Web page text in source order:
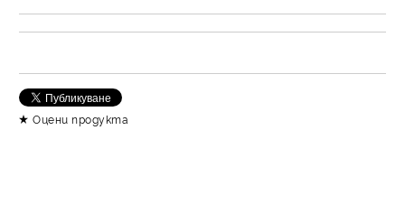
Оцени продукта